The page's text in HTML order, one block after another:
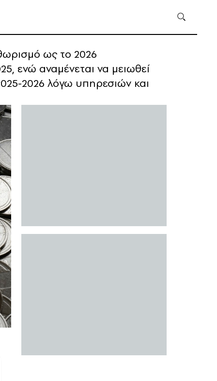
ως το 2026
ενώ αναμένεται να μειωθεί
2026 λόγω υπηρεσιών και